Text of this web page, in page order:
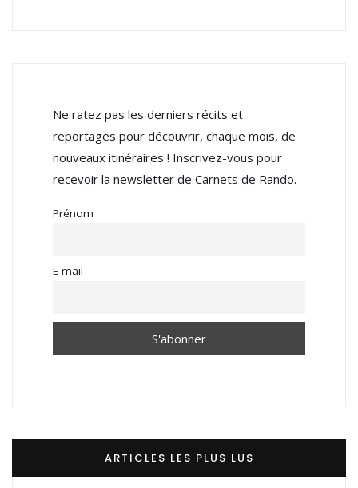
Ne ratez pas les derniers récits et
reportages pour découvrir, chaque mois, de
nouveaux itinéraires ! Inscrivez-vous pour
recevoir la newsletter de Carnets de Rando.
Prénom
E-mail
ARTICLES LES PLUS LUS